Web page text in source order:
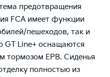
предотвращения
FCA имеет функции
пешеходов, так и
GT Line+ оснащаются
тормозом EPB. Сиденья
полностью из